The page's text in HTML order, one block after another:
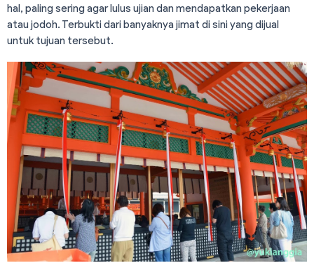
hal, paling sering agar lulus ujian dan mendapatkan pekerjaan
atau jodoh. Terbukti dari banyaknya jimat di sini yang dijual
untuk tujuan tersebut.